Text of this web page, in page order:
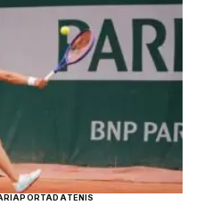
PORTADATENIS